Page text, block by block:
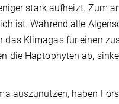
stark aufheizt. Zum
ist. Während alle
Klimagas für einen
die Haptophyten ab,
auszunutzen, haben